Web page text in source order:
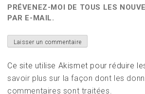
PRÉVENEZ-MOI DE TOUS LES
PAR E-MAIL.
Ce site utilise Akismet pour réduire
savoir plus sur la façon dont les
commentaires sont traitées